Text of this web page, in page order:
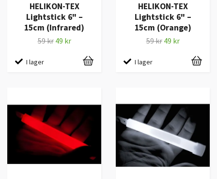
HELIKON-TEX
Lightstick 6" –
15cm (Infrared)
59 kr 49 kr
I lager
HELIKON-TEX
Lightstick 6" –
15cm (Orange)
59 kr 49 kr
I lager